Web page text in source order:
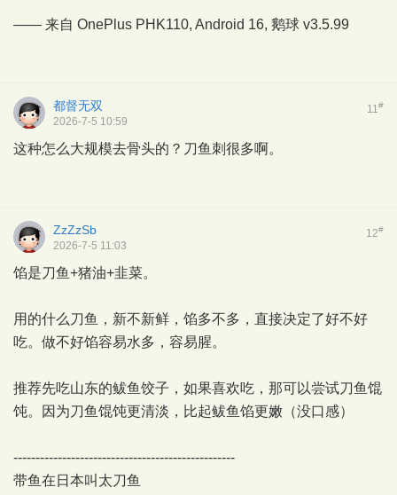
—— 来自 OnePlus PHK110, Android 16, 鹅球 v3.5.99
11#
都督无双
2026-7-5 10:59
这种怎么大规模去骨头的？刀鱼刺很多啊。
12#
ZzZzSb
2026-7-5 11:03
馅是刀鱼+猪油+韭菜。
用的什么刀鱼，新不新鲜，馅多不多，直接决定了好不好
吃。做不好馅容易水多，容易腥。
推荐先吃山东的鲅鱼饺子，如果喜欢吃，那可以尝试刀鱼馄
饨。因为刀鱼馄饨更清淡，比起鲅鱼馅更嫩（没口感）
--------------------------------------------------
带鱼在日本叫太刀鱼